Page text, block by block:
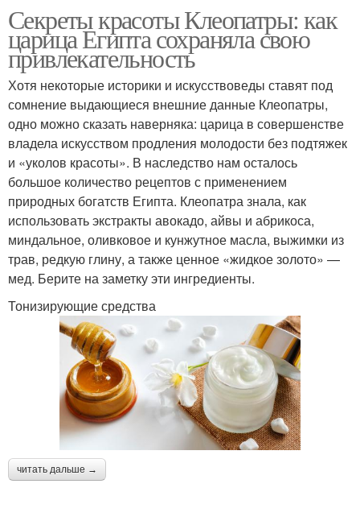
Секреты красоты Клеопатры: как
царица Египта сохраняла свою
привлекательность
Хотя некоторые историки и искусствоведы ставят под
сомнение выдающиеся внешние данные Клеопатры,
одно можно сказать наверняка: царица в совершенстве
владела искусством продления молодости без подтяжек
и «уколов красоты». В наследство нам осталось
большое количество рецептов с применением
природных богатств Египта. Клеопатра знала, как
использовать экстракты авокадо, айвы и абрикоса,
миндальное, оливковое и кунжутное масла, выжимки из
трав, редкую глину, а также ценное «жидкое золото» —
мед. Берите на заметку эти ингредиенты.
Тонизирующие средства
читать дальше →